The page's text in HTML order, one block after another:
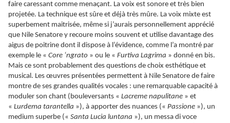
faire caressant comme menaçant. La voix est sonore et très bien
projetée. La technique est sûre et déjà très mûre. La voix mixte est
superbement maitrisée, même si j’aurais personnellement apprécié
que Nile Senatore y recoure moins souvent et utilise davantage des
aigus de poitrine dont il dispose à l’évidence, comme l’a montré par
exemple le « Core ‘ngrato » ou le « Furtiva Lagrima » donné en bis.
Mais ce sont probablement des questions de choix esthétique et
musical. Les œuvres présentées permettent à Nile Senatore de faire
montre de ses grandes qualités vocales : une remarquable capacité à
moduler son chant (bouleversants « Lacreme napulitane » et
« Lurdema tarantella »), à apporter des nuances (« Passione »), un
medium superbe (« Santa Lucia luntana »), un messa di voce